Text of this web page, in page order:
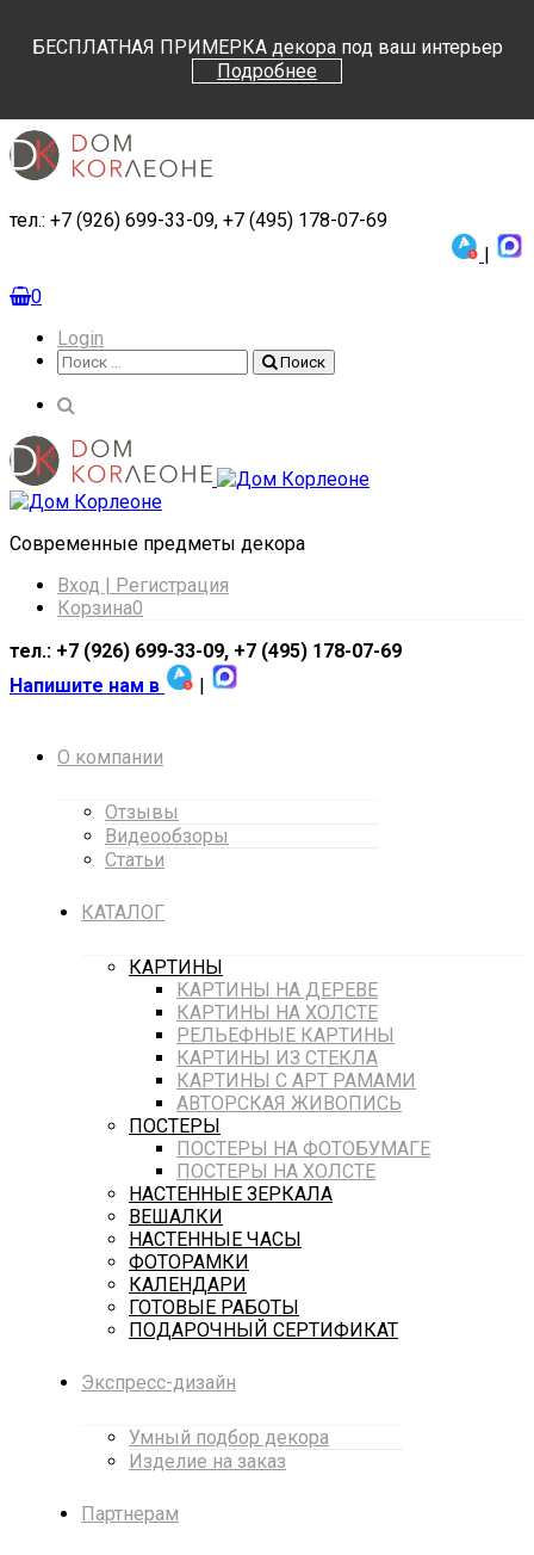
БЕСПЛАТНАЯ ПРИМЕРКА декора под ваш интерьер
Подробнее
тел.: +7 (926) 699-33-09, +7 (495) 178-07-69
|
0
Login
Поиск
Поиск
Cовременные предметы декора
Вход | Регистрация
Корзина0
тел.: +7 (926) 699-33-09, +7 (495) 178-07-69
Напишите нам в
|
О компании
Отзывы
Видеообзоры
Статьи
КАТАЛОГ
КАРТИНЫ
КАРТИНЫ НА ДЕРЕВЕ
КАРТИНЫ НА ХОЛСТЕ
РЕЛЬЕФНЫЕ КАРТИНЫ
КАРТИНЫ ИЗ СТЕКЛА
КАРТИНЫ С АРТ РАМАМИ
АВТОРСКАЯ ЖИВОПИСЬ
ПОСТЕРЫ
ПОСТЕРЫ НА ФОТОБУМАГЕ
ПОСТЕРЫ НА ХОЛСТЕ
НАСТЕННЫЕ ЗЕРКАЛА
ВЕШАЛКИ
НАСТЕННЫЕ ЧАСЫ
ФОТОРАМКИ
КАЛЕНДАРИ
ГОТОВЫЕ РАБОТЫ
ПОДАРОЧНЫЙ СЕРТИФИКАТ
Экспресс-дизайн
Умный подбор декора
Изделие на заказ
Партнерам